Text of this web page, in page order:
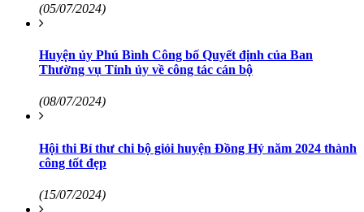
(05/07/2024)
Huyện ủy Phú Bình Công bố Quyết định của Ban
Thường vụ Tỉnh ủy về công tác cán bộ
(08/07/2024)
Hội thi Bí thư chi bộ giỏi huyện Đồng Hỷ năm 2024 thành
công tốt đẹp
(15/07/2024)